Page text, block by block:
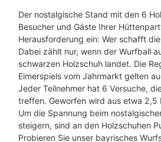
Der nostalgische Stand mit den 6
Besucher und Gäste Ihrer
Herausforderung ein: Wer schafft
Dabei zählt nur, wenn der Wurfball
schwarzen Holzschuh landet. Die
Eimerspiels vom Jahrmarkt gelten
Jeder Teilnehmer hat 6 Versuche,
treffen. Geworfen wird aus etwa 2,5
Um die Spannung beim
steigern, sind an den Holzschuhen
Probieren Sie unser bayrisches